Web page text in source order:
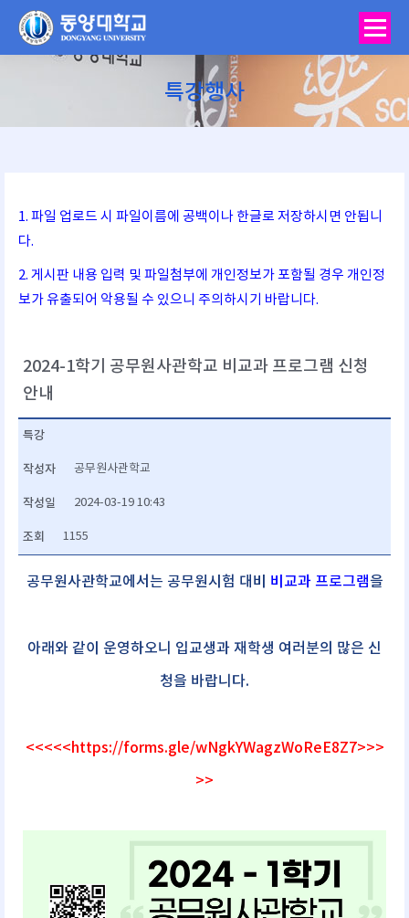
특강행사
You are here:
1. 파일 업로드 시 파일이름에 공백이나 한글로 저장하시면 안됩니
다.
2. 게시판 내용 입력 및 파일첨부에 개인정보가 포함될 경우 개인정
보가 유출되어 악용될 수 있으니 주의하시기 바랍니다.
2024-1학기 공무원사관학교 비교과 프로그램 신청
안내
특강
작성자 공무원사관학교
작성일 2024-03-19 10:43
조회 1155
공무원사관학교에서는 공무원시험 대비 비교과 프로그램을
아래와 같이 운영하오니 입교생과 재학생 여러분의 많은 신
청을 바랍니다.
<<<<< https://forms.gle/wNgkYWagzWoReE8Z7>>>
>>